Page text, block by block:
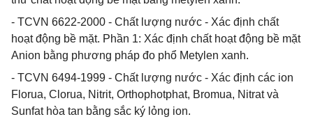
- TCVN 6622-2000 - Chất lượng nước - Xác định chất
hoạt động bề mặt. Phần 1: Xác định chất hoạt động bề mặt
Anion bằng phương pháp đo phổ Metylen xanh.
- TCVN 6494-1999 - Chất lượng nước - Xác định các ion
Florua, Clorua, Nitrit, Orthophotphat, Bromua, Nitrat và
Sunfat hòa tan bằng sắc ký lỏng ion.